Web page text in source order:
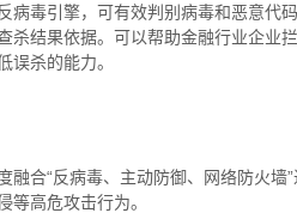
病毒引擎，可有效判别病毒和恶意代
杀结果依据。可以帮助金融行业企业
误杀的能力。
融合“反病毒、主动防御、网络防火墙
等高危攻击行为。